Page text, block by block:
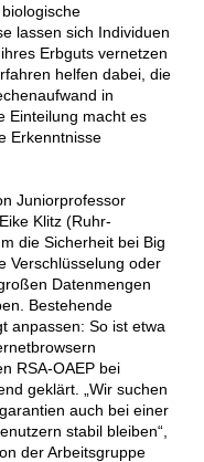
lassen sich Individuen
Erbguts vernetzen
helfen dabei, die
in
Einteilung macht es
Erkenntnisse
Juniorprofessor
Klitz (Ruhr-
die Sicherheit bei Big
Verschlüsselung oder
Datenmengen
Bestehende
anpassen: So ist etwa
RSA-OAEP bei
geklärt. „Wir suchen
auch bei einer
stabil bleiben“,
der Arbeitsgruppe